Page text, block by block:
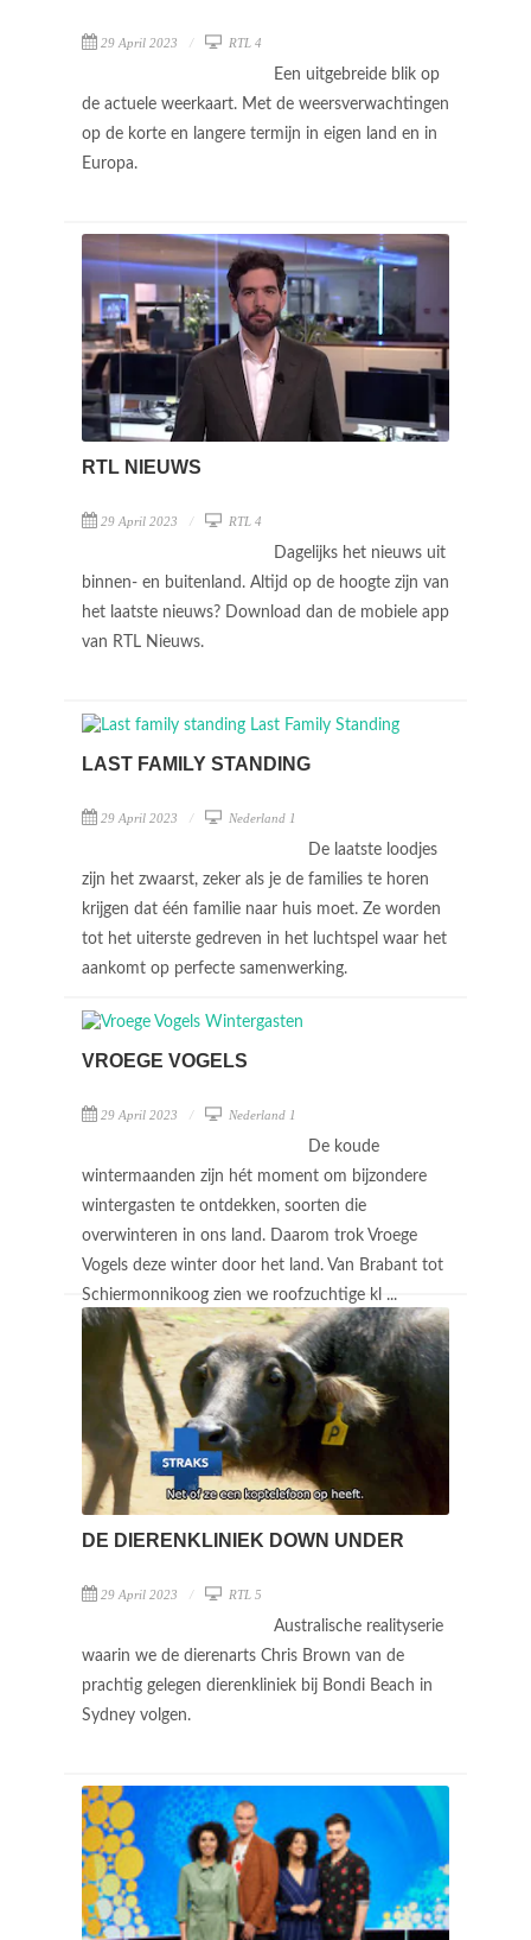
29 April 2023 RTL 4
Een uitgebreide blik op
de actuele weerkaart. Met de weersverwachtingen
op de korte en langere termijn in eigen land en in
Europa.
RTL NIEUWS
29 April 2023 RTL 4
Dagelijks het nieuws uit
binnen- en buitenland. Altijd op de hoogte zijn van
het laatste nieuws? Download dan de mobiele app
van RTL Nieuws.
LAST FAMILY STANDING
29 April 2023 Nederland 1
De laatste loodjes
zijn het zwaarst, zeker als je de families te horen
krijgen dat één familie naar huis moet. Ze worden
tot het uiterste gedreven in het luchtspel waar het
aankomt op perfecte samenwerking.
VROEGE VOGELS
29 April 2023 Nederland 1
De koude
wintermaanden zijn hét moment om bijzondere
wintergasten te ontdekken, soorten die
overwinteren in ons land. Daarom trok Vroege
Vogels deze winter door het land. Van Brabant tot
Schiermonnikoog zien we roofzuchtige kl ...
DE DIERENKLINIEK DOWN UNDER
29 April 2023 RTL 5
Australische realityserie
waarin we de dierenarts Chris Brown van de
prachtig gelegen dierenkliniek bij Bondi Beach in
Sydney volgen.